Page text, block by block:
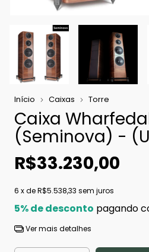
Início Caixas Torre
Caixa
(Seminova) -
R$33.230,00
6 x deR$5.538,33 sem juros
5% de desconto pagando
Ver mais detalhes